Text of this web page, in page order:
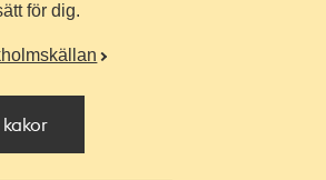
för dig.